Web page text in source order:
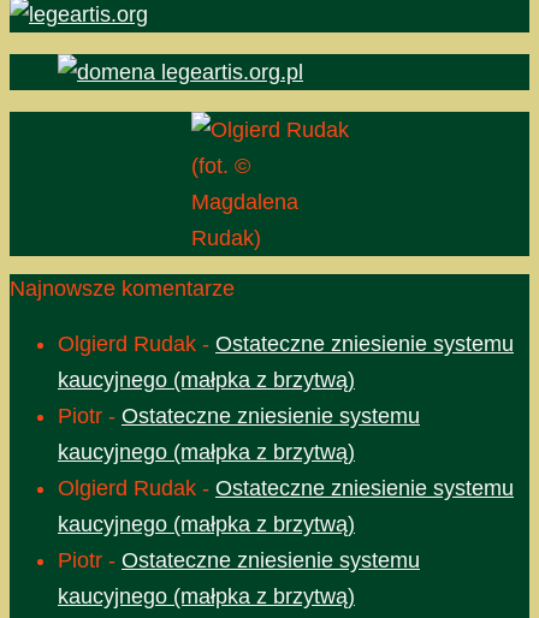
(fot. ©
Magdalena
Rudak)
Najnowsze komentarze
Olgierd Rudak - Ostateczne zniesienie systemu
kaucyjnego (małpka z brzytwą)
Piotr - Ostateczne zniesienie systemu
kaucyjnego (małpka z brzytwą)
Olgierd Rudak - Ostateczne zniesienie systemu
kaucyjnego (małpka z brzytwą)
Piotr - Ostateczne zniesienie systemu
kaucyjnego (małpka z brzytwą)